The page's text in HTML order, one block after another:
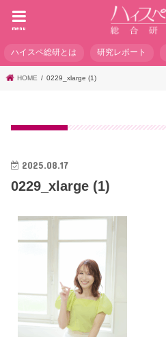
menu
ハイスペ総研とは 研究レポート
HOME 0229_xlarge (1)
2025.08.17
0229_xlarge (1)